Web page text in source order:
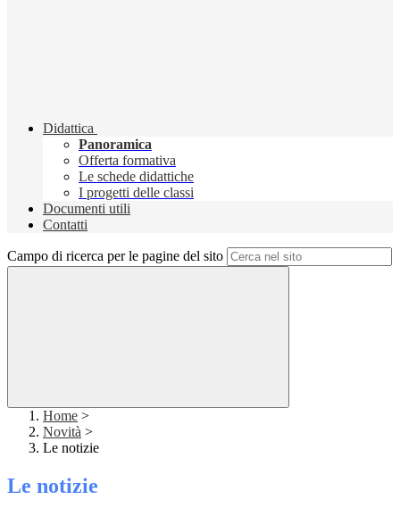
Didattica
Panoramica
Offerta formativa
Le schede didattiche
I progetti delle classi
Documenti utili
Contatti
Campo di ricerca per le pagine del sito
Home >
Novità >
Le notizie
Le notizie